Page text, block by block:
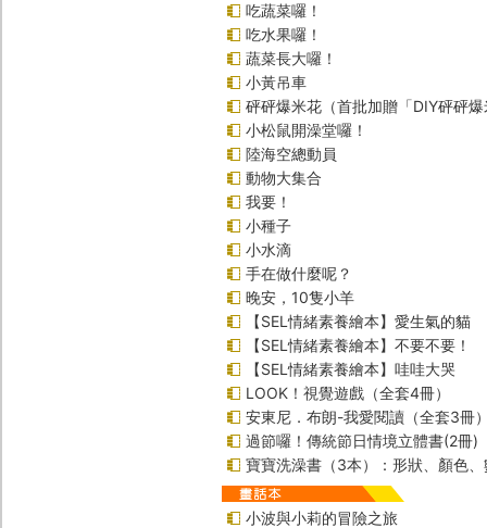
吃蔬菜囉！
吃水果囉！
蔬菜長大囉！
小黃吊車
砰砰爆米花（首批加贈「DIY砰砰
小松鼠開澡堂囉！
陸海空總動員
動物大集合
我要！
小種子
小水滴
手在做什麼呢？
晚安，10隻小羊
【SEL情緒素養繪本】愛生氣的貓
【SEL情緒素養繪本】不要不要！
【SEL情緒素養繪本】哇哇大哭
LOOK！視覺遊戲（全套4冊）
安東尼．布朗-我愛閱讀（全套3冊
過節囉！傳統節日情境立體書(2冊)
寶寶洗澡書（3本）：形狀、顏色、
小波與小莉的冒險之旅